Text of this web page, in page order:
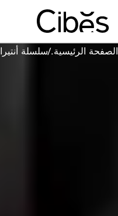
الصفحة الرئيسية./سلسلة أنتيرا Z